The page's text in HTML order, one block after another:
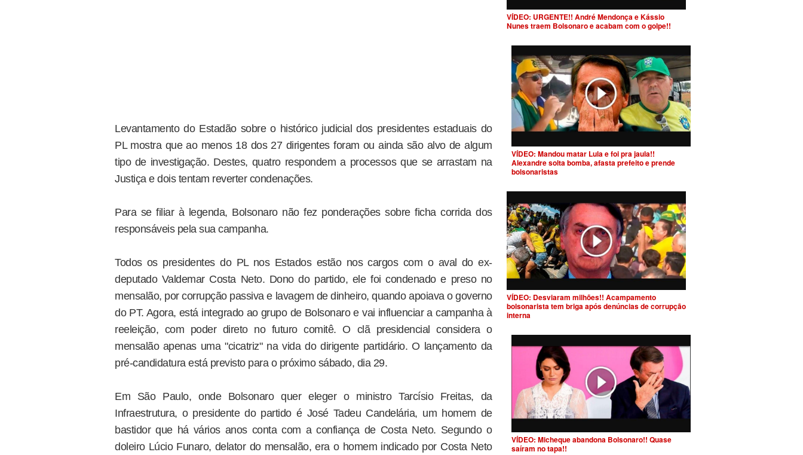
Levantamento do Estadão sobre o histórico judicial dos presidentes estaduais do
PL mostra que ao menos 18 dos 27 dirigentes foram ou ainda são alvo de algum
tipo de investigação. Destes, quatro respondem a processos que se arrastam na
Justiça e dois tentam reverter condenações.
Para se filiar à legenda, Bolsonaro não fez ponderações sobre ficha corrida dos
responsáveis pela sua campanha.
Todos os presidentes do PL nos Estados estão nos cargos com o aval do ex-
deputado Valdemar Costa Neto. Dono do partido, ele foi condenado e preso no
mensalão, por corrupção passiva e lavagem de dinheiro, quando apoiava o governo
do PT. Agora, está integrado ao grupo de Bolsonaro e vai influenciar a campanha à
reeleição, com poder direto no futuro comitê. O clã presidencial considera o
mensalão apenas uma "cicatriz" na vida do dirigente partidário. O lançamento da
pré-candidatura está previsto para o próximo sábado, dia 29.
Em São Paulo, onde Bolsonaro quer eleger o ministro Tarcísio Freitas, da
Infraestrutura, o presidente do partido é José Tadeu Candelária, um homem de
bastidor que há vários anos conta com a confiança de Costa Neto. Segundo o
doleiro Lúcio Funaro, delator do mensalão, era o homem indicado por Costa Neto
VÍDEO: URGENTE!! André Mendonça e Kássio
Nunes traem Bolsonaro e acabam com o golpe!!
VÍDEO: Mandou matar Lula e foi pra jaula!!
Alexandre solta bomba, afasta prefeito e prende
bolsonaristas
VÍDEO: Desviaram milhões!! Acampamento
bolsonarista tem briga após denúncias de corrupção
interna
VÍDEO: Micheque abandona Bolsonaro!! Quase
saíram no tapa!!